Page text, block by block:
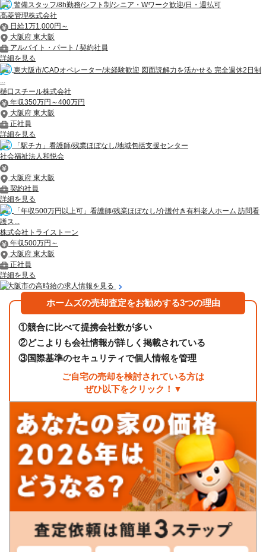
警備スタッフ/8h勤務/シフト制/シニア・Wワーク歓迎/日・週払可
髙菱管理株式会社
日給1万1,000円～
大阪府 東大阪
アルバイト・パート / 契約社員
詳細を見る
東大阪市/CADオペレーター/未経験歓迎 図面読解力を活かせる 完全週休2日制
樋口スチール株式会社
年収350万円～400万円
大阪府 東大阪
正社員
詳細を見る
「駅チカ」看護師/残業ほぼなし/地域包括支援センター
社会福祉法人和悦会
大阪府 東大阪
契約社員
詳細を見る
「年収500万円以上可」看護師/残業ほぼなし/介護付き有料老人ホーム 訪問看
護ス...
株式会社トライストーン
年収500万円～
大阪府 東大阪
正社員
詳細を見る
東大阪市の高時給の求人情報を見る
ホームズの売却査定をお勧めする3つの理由
①競合に比べて提携会社数が多い
②どこよりも会社情報が詳しく掲載されている
③国際基準のセキュリティで個人情報を管理
ご自宅の売却を検討されている方は
ぜひ以下をクリック！▼